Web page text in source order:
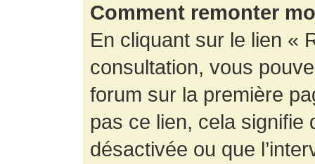
Comment remonter
En cliquant sur le lien «
consultation, vous
forum sur la première
pas ce lien, cela signifie
désactivée ou que